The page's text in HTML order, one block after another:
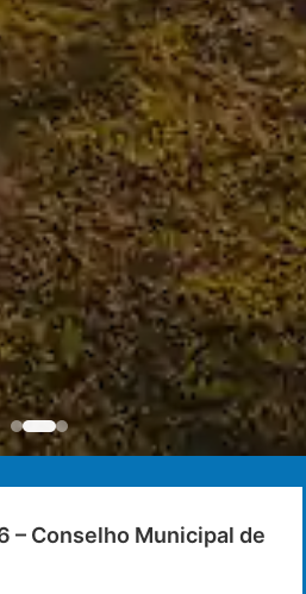
– Conselho Municipal de